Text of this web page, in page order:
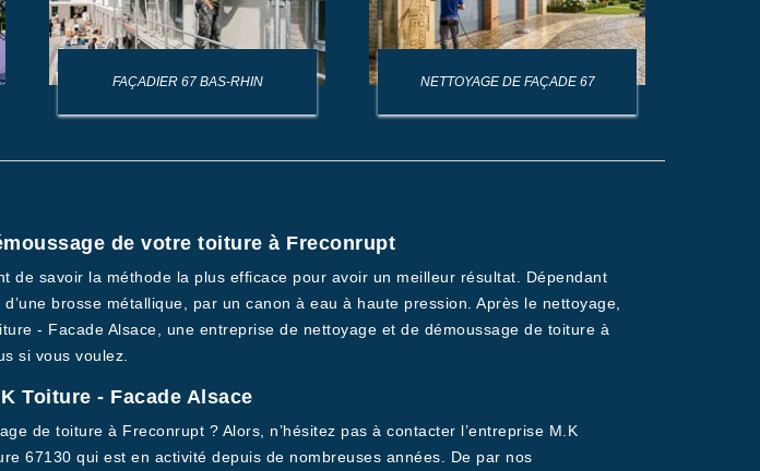
FAÇADIER 67 BAS-RHIN NETTOYAGE DE FAÇADE 67
de votre toiture à Freconrupt
de savoir la méthode la plus efficace pour avoir un meilleur résultat. Dépendant
brosse métallique, par un canon à eau à haute pression. Après le nettoyage,
- Facade Alsace, une entreprise de nettoyage et de démoussage de toiture à
si vous voulez.
Toiture - Facade Alsace
de toiture à Freconrupt ? Alors, n’hésitez pas à contacter l’entreprise M.K
67130 qui est en activité depuis de nombreuses années. De par nos